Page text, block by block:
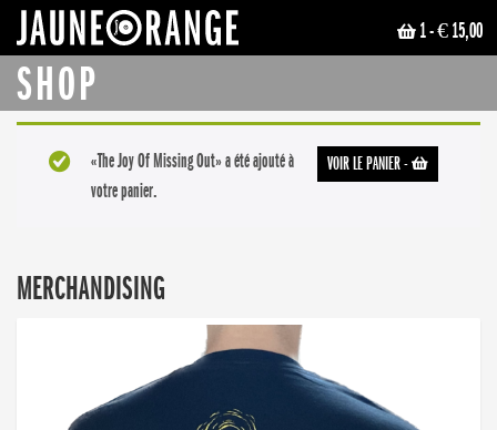
1- € 15,00
SHOP
VOIR LE PANIER-
«The Joy Of Missing Out» a été ajouté à
votre panier.
MERCHANDISING